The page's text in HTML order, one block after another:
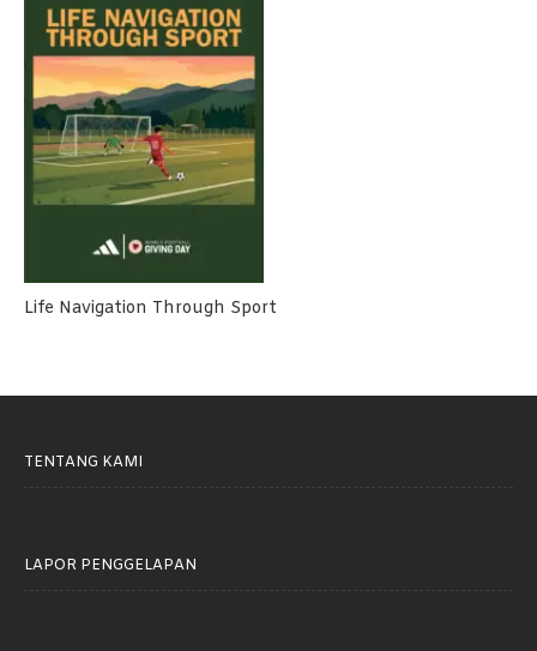
Life Navigation Through Sport
TENTANG KAMI
LAPOR PENGGELAPAN